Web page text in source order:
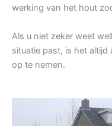
werking van het hout
Als u niet zeker weet
situatie past, is het
op te nemen.